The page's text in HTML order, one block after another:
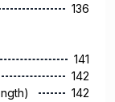
136
141
142
142